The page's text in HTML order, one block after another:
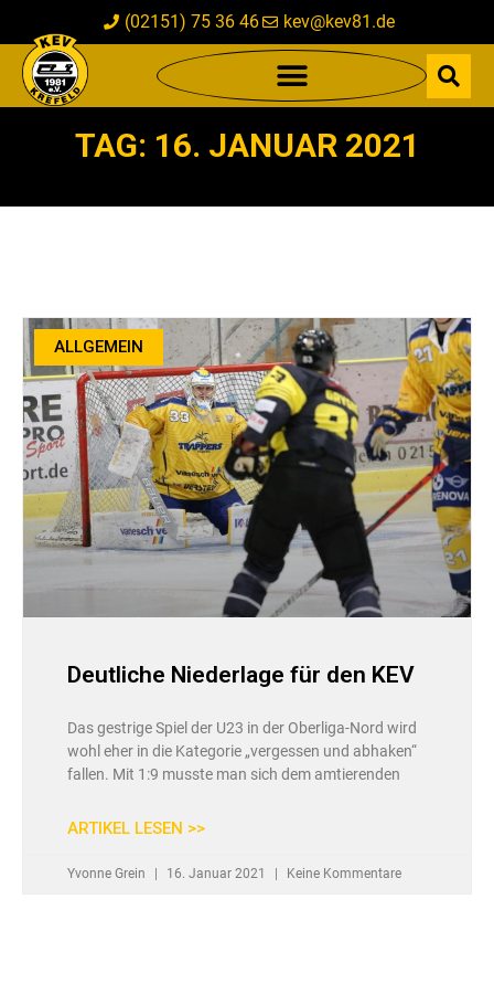
(02151) 75 36 46 kev@kev81.de
TAG: 16. JANUAR 2021
ALLGEMEIN
Deutliche Niederlage für den KEV
Das gestrige Spiel der U23 in der Oberliga-Nord wird
wohl eher in die Kategorie „vergessen und abhaken“
fallen. Mit 1:9 musste man sich dem amtierenden
ARTIKEL LESEN >>
Yvonne Grein 16. Januar 2021 Keine Kommentare